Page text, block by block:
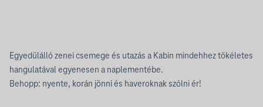
Egyedülálló zenei csemege és utazás a Kabin mindehhez tökéletes
hangulatával egyenesen a naplementébe.
Behopp: nyente, korán jönni és haveroknak szólni ér!